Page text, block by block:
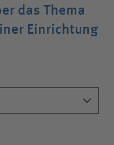
das Thema
Einrichtung